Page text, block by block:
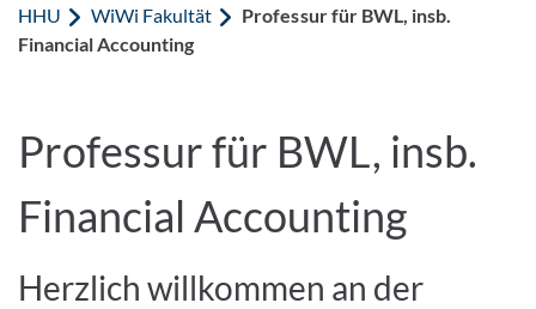
HHU WiWi Fakultät
Professur für BWL, insb.
Financial Accounting
Professur für BWL, insb.
Financial Accounting
Herzlich willkommen an der